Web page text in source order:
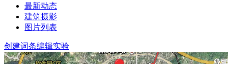
最新动态
建筑摄影
图片列表
创建词条编辑实验